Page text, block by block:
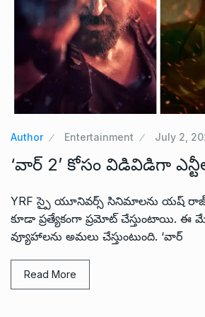
Author Entertainment July 2,
‘వార్ 2’ కోసం విడివిడిగా
YRF స్పై యూనివర్స్ సినిమాలను యష్ రాజ్
కూడా ప్రత్యేకంగా ప్రమోట్ చేస్తుంటాయి. ఈ
వ్యూహాలను అమలు చేస్తుంటుంది. ‘వార్
Read More